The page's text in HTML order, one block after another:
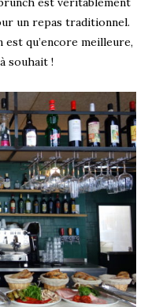
un repas traditionnel.
est qu’encore meilleure,
souhait !